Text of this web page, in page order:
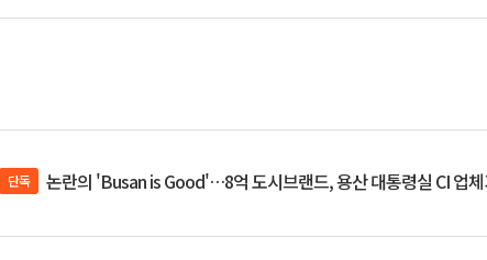
단독 논란의 'Busan is Good'…8억 도시브랜드, 용산 대통령실 CI 업체